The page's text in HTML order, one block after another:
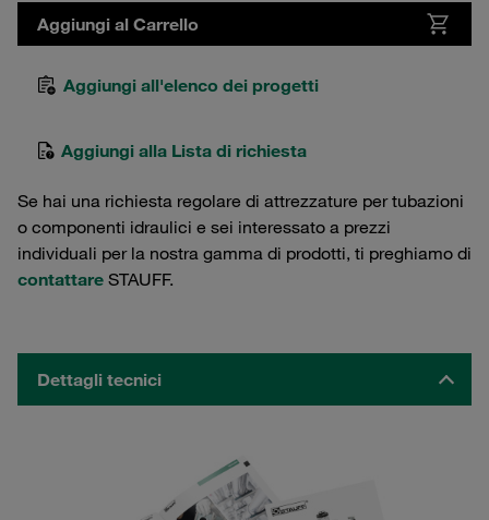
Aggiungi al Carrello
Aggiungi all'elenco dei progetti
Aggiungi alla Lista di richiesta
Se hai una richiesta regolare di attrezzature per tubazioni
o componenti idraulici e sei interessato a prezzi
individuali per la nostra gamma di prodotti, ti preghiamo di
contattare STAUFF.
Dettagli tecnici